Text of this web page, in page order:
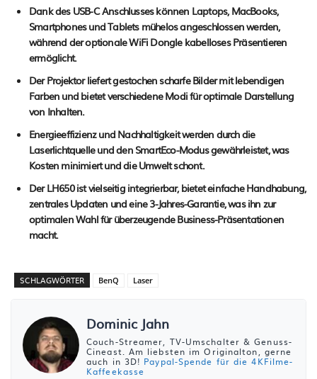
Dank des USB-C Anschlusses können Laptops, MacBooks,
Smartphones und Tablets mühelos angeschlossen werden,
während der optionale WiFi Dongle kabelloses Präsentieren
ermöglicht.
Der Projektor liefert gestochen scharfe Bilder mit lebendigen
Farben und bietet verschiedene Modi für optimale Darstellung
von Inhalten.
Energieeffizienz und Nachhaltigkeit werden durch die
Laserlichtquelle und den SmartEco-Modus gewährleistet, was
Kosten minimiert und die Umwelt schont.
Der LH650 ist vielseitig integrierbar, bietet einfache Handhabung,
zentrales Updaten und eine 3-Jahres-Garantie, was ihn zur
optimalen Wahl für überzeugende Business-Präsentationen
macht.
SCHLAGWÖRTER BenQ Laser
Dominic Jahn
Couch-Streamer, TV-Umschalter & Genuss-
Cineast. Am liebsten im Originalton, gerne
auch in 3D! Paypal-Spende für die 4KFilme-
Kaffeekasse